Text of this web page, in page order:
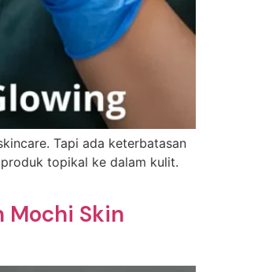
Tapi ada keterbatasan
topikal ke dalam kulit.
Mochi Skin